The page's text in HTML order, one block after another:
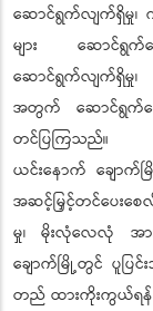
ဆောင်ရွက်လျက်ရှိမှု၊ က
များ ဆောင်ရွက်ပ
ဆောင်ရွက်လျက်ရှိမှု၊
အတွက် ဆောင်ရွက်ပေ
တင်ပြကြသည်။
ယင်းနောက် ချောက်
အဆင့်မြှင့်တင်ပေးစေ
မှု၊ မိုးလုံလေလုံ အား
ချောက်မြို့တွင် ပူပ
တည် ထားကိုးကွယ်ရန် စီ